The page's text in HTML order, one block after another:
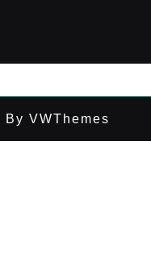
By VWThemes